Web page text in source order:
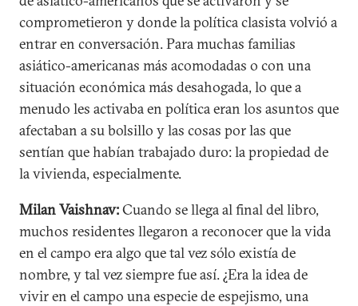
comprometieron y donde la política clasista volvió a
entrar en conversación. Para muchas familias
asiático-americanas más acomodadas o con una
situación económica más desahogada, lo que a
menudo les activaba en política eran los asuntos que
afectaban a su bolsillo y las cosas por las que
sentían que habían trabajado duro: la propiedad de
la vivienda, especialmente.
Milan Vaishnav:Cuando se llega al final del libro,
muchos residentes llegaron a reconocer que la vida
en el campo era algo que tal vez sólo existía de
nombre, y tal vez siempre fue así. ¿Era la idea de
vivir en el campo una especie de espejismo, una